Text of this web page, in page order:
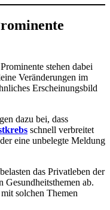
stehen dabei
Veränderungen im
Erscheinungsbild
dazu bei, dass
schnell verbreitet
eine unbelegte Meldung
das Privatleben der
Gesundheitsthemen ab.
solchen Themen